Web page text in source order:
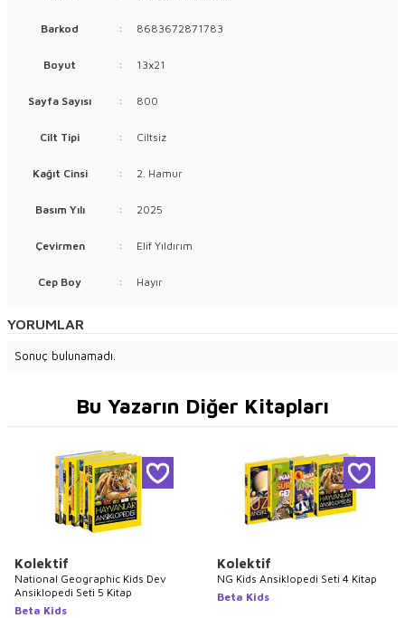
Barkod : 8683672871783
Boyut : 13x21
Sayfa Sayısı : 800
Cilt Tipi : Ciltsiz
Kağıt Cinsi : 2. Hamur
Basım Yılı : 2025
Çevirmen : Elif Yıldırım
Cep Boy : Hayır
YORUMLAR
Sonuç bulunamadı.
Bu Yazarın Diğer Kitapları
Kolektif
National Geographic Kids Dev
Ansiklopedi Seti 5 Kitap
Beta Kids
Kolektif
NG Kids Ansiklopedi Seti 4 Kitap
Beta Kids